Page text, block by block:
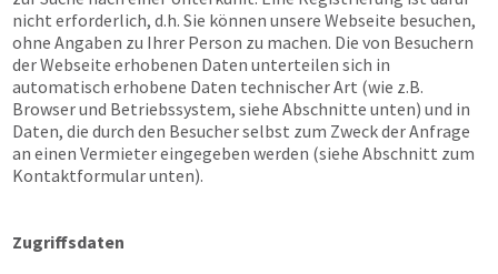
nicht erforderlich, d.h. Sie können unsere Webseite besuchen,
ohne Angaben zu Ihrer Person zu machen. Die von Besuchern
der Webseite erhobenen Daten unterteilen sich in
automatisch erhobene Daten technischer Art (wie z.B.
Browser und Betriebssystem, siehe Abschnitte unten) und in
Daten, die durch den Besucher selbst zum Zweck der Anfrage
an einen Vermieter eingegeben werden (siehe Abschnitt zum
Kontaktformular unten).
Zugriffsdaten